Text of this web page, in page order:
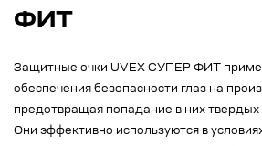
ФИТ
Защитные очки UVEX СУПЕР ФИТ
обеспечения безопасности глаз на
предотвращая попадание в них твердых
Они эффективно используются в